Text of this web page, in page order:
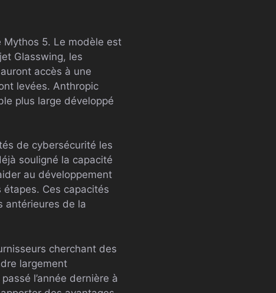
Mythos 5. Le modèle est
Glasswing, les
accès à une
levées. Anthropic
plus large développé
de cybersécurité les
souligné la capacité
au développement
Ces capacités
antérieures de la
cherchant des
largement
l’année dernière à